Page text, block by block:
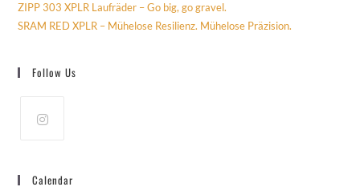
ZIPP 303 XPLR Laufräder – Go big, go gravel.
SRAM RED XPLR – Mühelose Resilienz. Mühelose Präzision.
Follow Us
Calendar